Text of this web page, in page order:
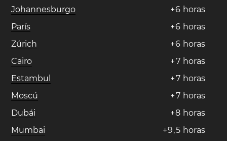
Johannesburgo
+6 horas
París
+6 horas
Zúrich
+6 horas
Cairo
+7 horas
Estambul
+7 horas
Moscú
+7 horas
Dubái
+8 horas
Mumbai
+9,5 horas